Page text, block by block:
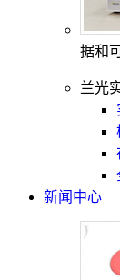
据和
兰光
新闻中心